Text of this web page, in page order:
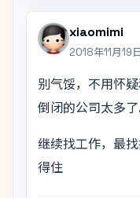
xiaomimi
2018年11月19
别气馁，不用怀
倒闭的公司太多了
继续找工作，最
得住